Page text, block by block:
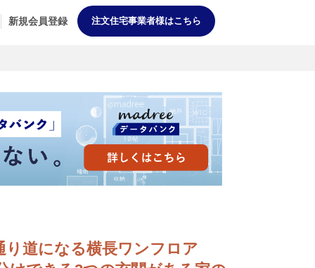
新規会員登録 注文住宅事業者様はこちら
り道になる横長ワンフロア